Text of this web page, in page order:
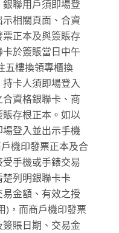
聯用戶須即場登
相關頁面、合資
正本及與簽賬存
於簽賬當日中午
五樓換領專櫃換
卡人須即場登入
資格銀聯卡、商
存根正本。如以
登入並出示手機
機印發票正本及合
手機或手錶交易
列明銀聯卡卡
金額、有效之授
)，而商戶機印發票
賬日期、交易金